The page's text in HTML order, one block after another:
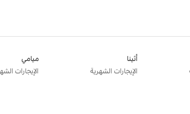
أثينا
الإيجارات الشهرية
ميامي
الإيجارات